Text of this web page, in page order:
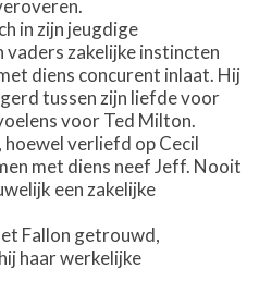
in zijn jeugdige
vaders zakelijke instincten
diens concurent inlaat. Hij
tussen zijn liefde voor
voor Ted Milton.
hoewel verliefd op Cecil
met diens neef Jeff. Nooit
een zakelijke
Fallon getrouwd,
haar werkelijke